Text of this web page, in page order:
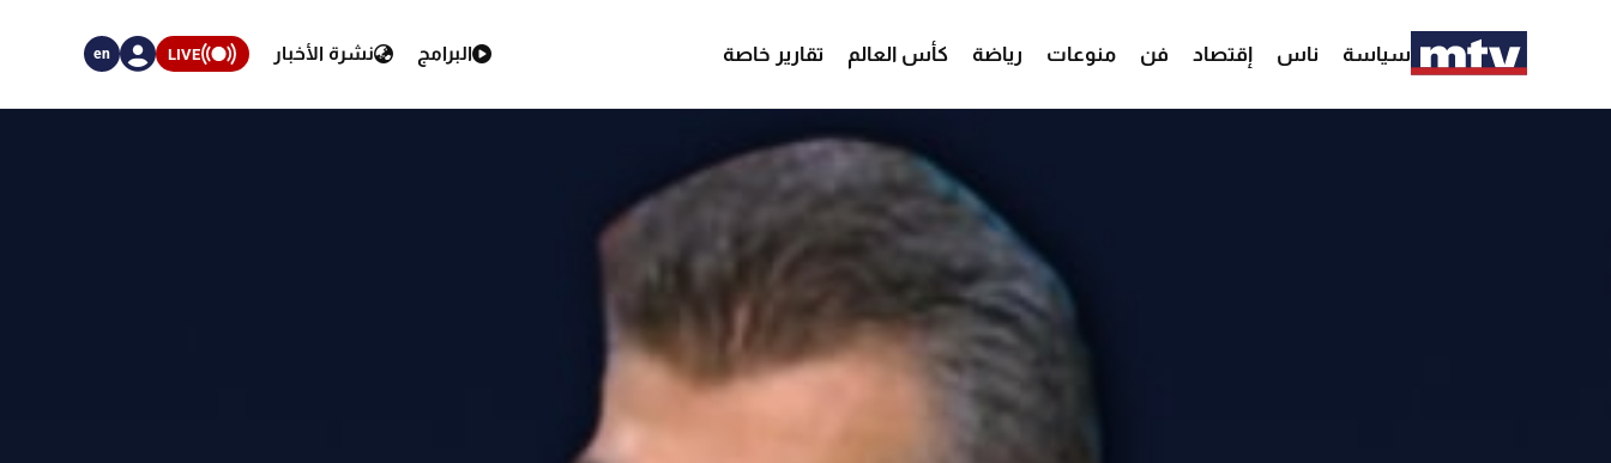
سياسة ناس إقتصاد فن منوعات رياضة كأس العالم تقارير خاصة البرامج نشرة الأخبار LIVE
en